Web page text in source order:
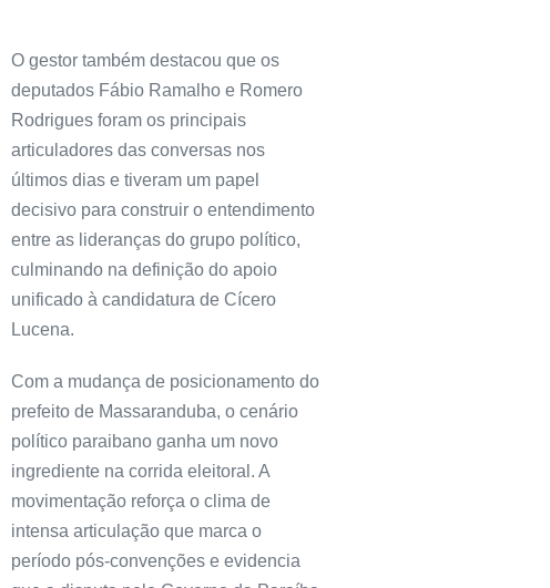
O gestor também destacou que os
deputados Fábio Ramalho e Romero
Rodrigues foram os principais
articuladores das conversas nos
últimos dias e tiveram um papel
decisivo para construir o entendimento
entre as lideranças do grupo político,
culminando na definição do apoio
unificado à candidatura de Cícero
Lucena.
Com a mudança de posicionamento do
prefeito de Massaranduba, o cenário
político paraibano ganha um novo
ingrediente na corrida eleitoral. A
movimentação reforça o clima de
intensa articulação que marca o
período pós-convenções e evidencia